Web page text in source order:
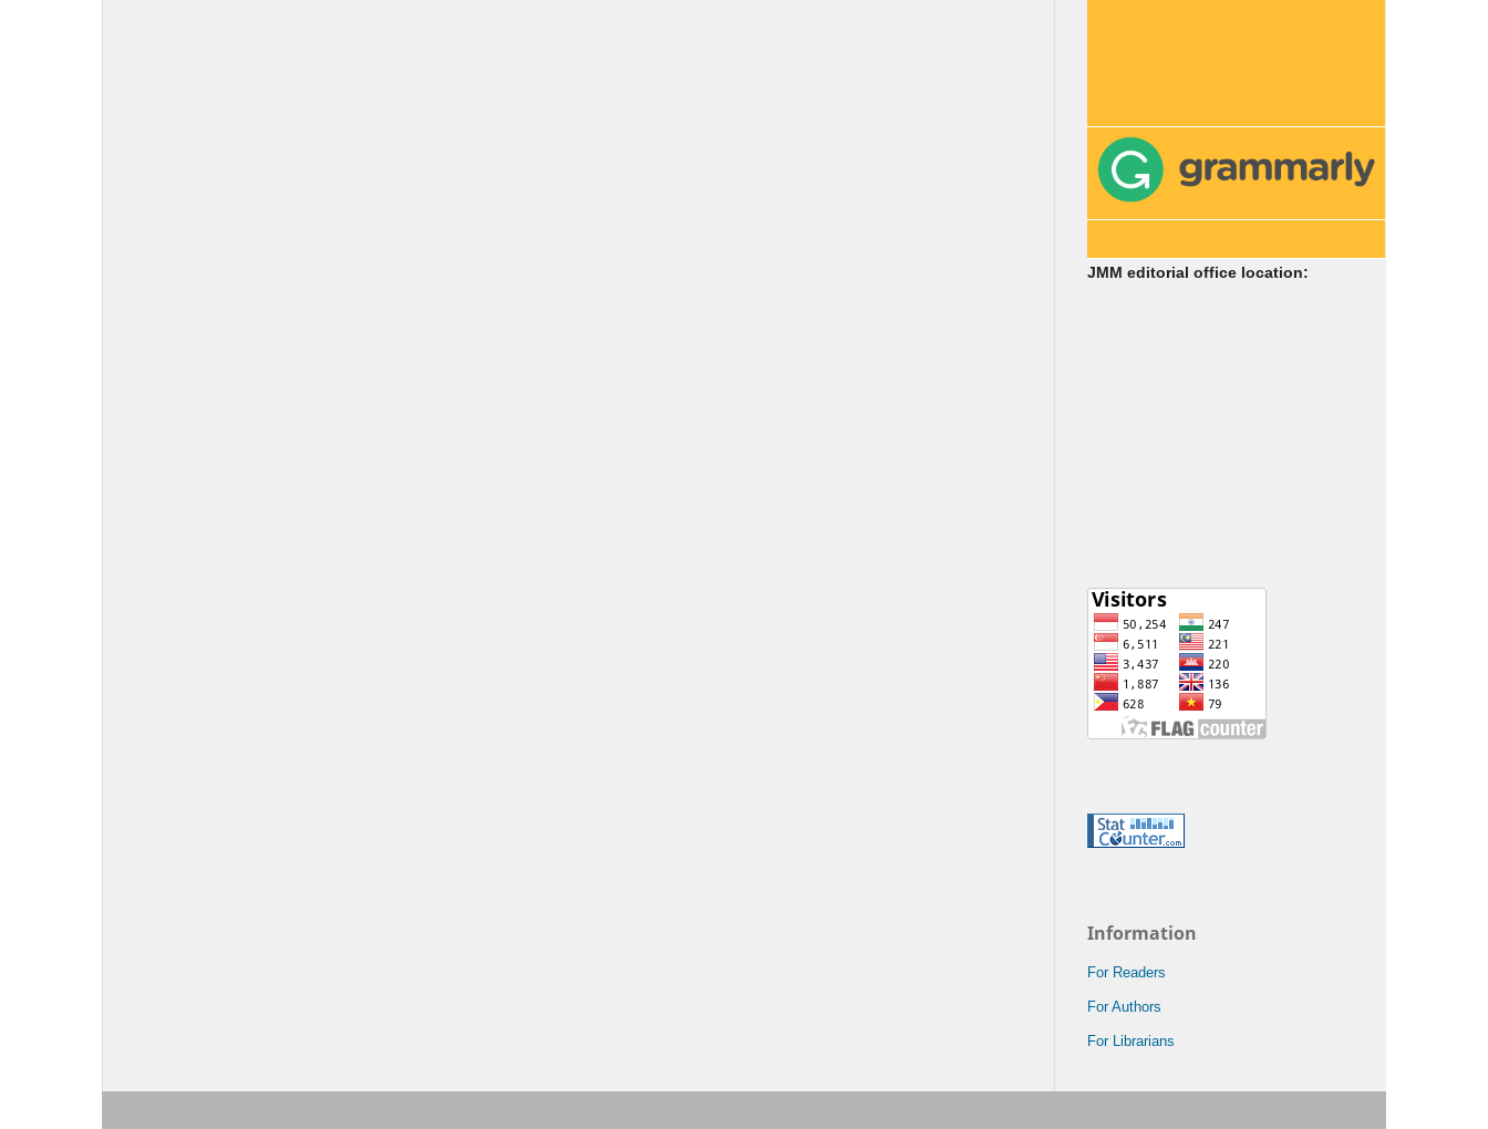
JMM editorial office location:
Information
For Readers
For Authors
For Librarians